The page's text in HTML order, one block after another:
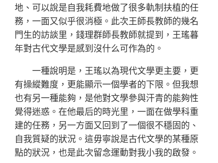
地、可以說是自我耗費地做了很多軌制扶植的任
務，一面又似乎很消極。此次王師長教師的幾名
門生的訪談里，錢理群師長教師就提到，王瑤暮
年對古代文學是感到沒什么可作為的。
一種說明是，王瑤以為現代文學更主要，更
有操縱難度，更能顯示一個學者的下限。但我想
也有另一種能夠，是他對文學參與汗青的能夠性
覺得迷惑。在他最后的時光里，一面在做學科重
建的任務，另一方面又回到了一個很不穩固的、
自我質疑的狀況。這毋寧說是古代文學的某種原
點的狀況，也是此次留念運動對我小我的啟發。